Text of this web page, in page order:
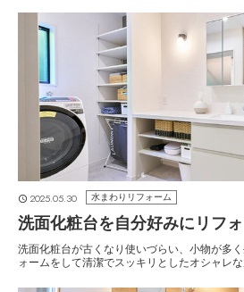
2025.05.30 水まわりリフォーム
洗面化粧台を自分好みにリフォ
洗面化粧台が古くなり使いづらい、小物が多
ォームをして清潔でスッキリとしたオシャレ